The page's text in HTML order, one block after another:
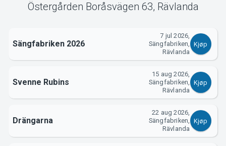
Om Tickster
Östergården Boråsvägen 63, Rävlanda
Sängfabriken 2026
7 jul 2026,
Sängfabriken,
Rävlanda
Kjøp
Svenne Rubins
15 aug 2026,
Sängfabriken,
Rävlanda
Kjøp
Drängarna
22 aug 2026,
Sängfabriken,
Rävlanda
Kjøp